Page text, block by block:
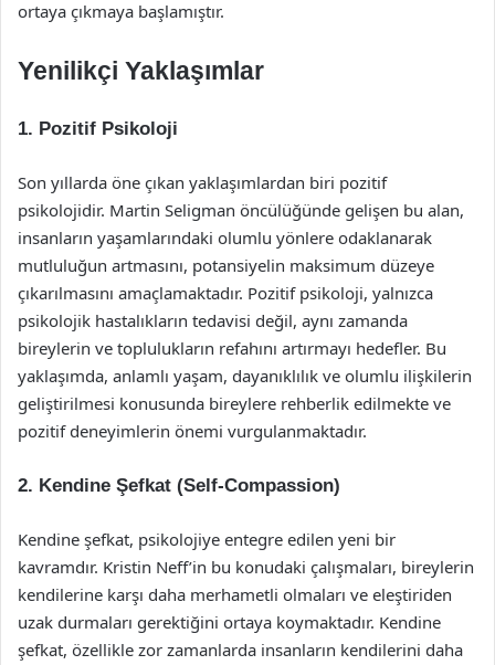
ortaya çıkmaya başlamıştır.
Yenilikçi Yaklaşımlar
1. Pozitif Psikoloji
Son yıllarda öne çıkan yaklaşımlardan biri pozitif
psikolojidir. Martin Seligman öncülüğünde gelişen bu alan,
insanların yaşamlarındaki olumlu yönlere odaklanarak
mutluluğun artmasını, potansiyelin maksimum düzeye
çıkarılmasını amaçlamaktadır. Pozitif psikoloji, yalnızca
psikolojik hastalıkların tedavisi değil, aynı zamanda
bireylerin ve toplulukların refahını artırmayı hedefler. Bu
yaklaşımda, anlamlı yaşam, dayanıklılık ve olumlu ilişkilerin
geliştirilmesi konusunda bireylere rehberlik edilmekte ve
pozitif deneyimlerin önemi vurgulanmaktadır.
2. Kendine Şefkat (Self-Compassion)
Kendine şefkat, psikolojiye entegre edilen yeni bir
kavramdır. Kristin Neff’in bu konudaki çalışmaları, bireylerin
kendilerine karşı daha merhametli olmaları ve eleştiriden
uzak durmaları gerektiğini ortaya koymaktadır. Kendine
şefkat, özellikle zor zamanlarda insanların kendilerini daha